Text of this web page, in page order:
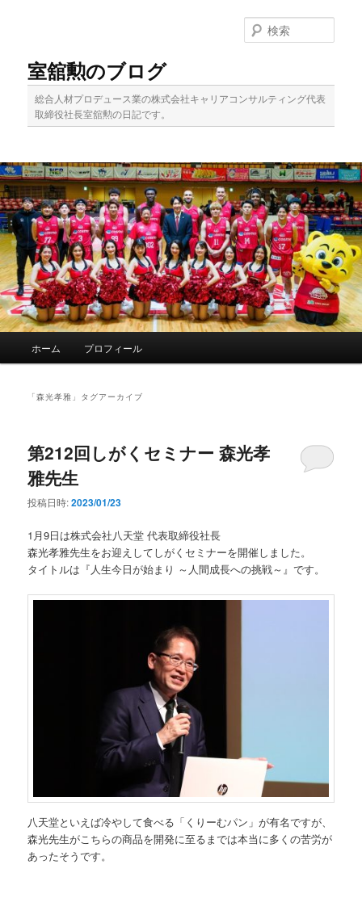
移
動
動
室舘勲のブログ
総合人材プロデュース業の株式会社キャリアコンサルティング代表
取締役社長室舘勲の日記です。
索
ホーム プロフィール
「森光孝雅 」タグアーカイブ
第212回しがくセミナー 森光孝
雅先生
投稿日時:2023/01/23
1月9日は株式会社八天堂 代表取締役社長
森光孝雅先生をお迎えしてしがくセミナーを開催しました。
タイトルは『人生今日が始まり ～人間成長への挑戦～』です。
八天堂といえば冷やして食べる「くりーむパン」が有名ですが、
森光先生がこちらの商品を開発に至るまでは本当に多くの苦労が
あったそうです。